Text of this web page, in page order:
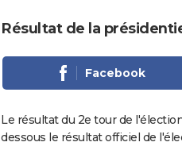
Résultat de la
Facebook
Le résultat du 2e tour de
dessous le résultat officiel de